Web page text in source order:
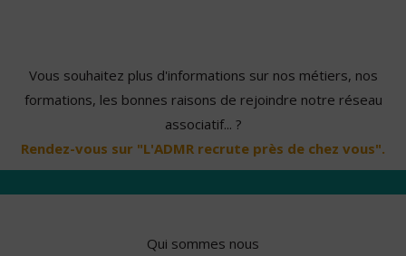
Vous souhaitez plus d'informations sur nos métiers, nos
formations, les bonnes raisons de rejoindre notre réseau
associatif... ?
Rendez-vous sur "L'ADMR recrute près de chez vous".
Qui sommes nous